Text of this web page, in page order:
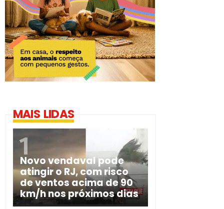
MAIS LIDAS
Novo vendaval pode
atingir o RJ, com risco
de ventos acima de 90
km/h nos próximos dias